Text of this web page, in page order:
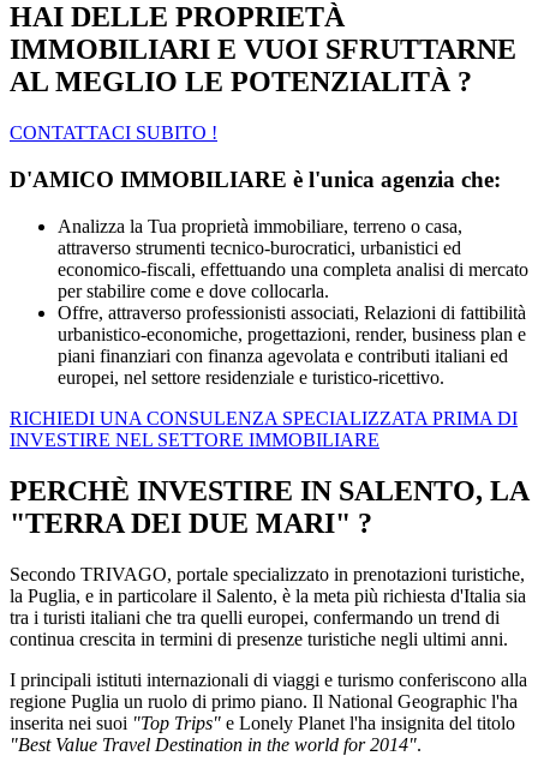
HAI DELLE PROPRIETÀ
IMMOBILIARI E VUOI SFRUTTARNE
AL MEGLIO LE POTENZIALITÀ ?
CONTATTACI SUBITO !
D'AMICO IMMOBILIARE è l'unica agenzia che:
Analizza la Tua proprietà immobiliare, terreno o casa,
attraverso strumenti tecnico-burocratici, urbanistici ed
economico-fiscali, effettuando una completa analisi di mercato
per stabilire come e dove collocarla.
Offre, attraverso professionisti associati, Relazioni di fattibilità
urbanistico-economiche, progettazioni, render, business plan e
piani finanziari con finanza agevolata e contributi italiani ed
europei, nel settore residenziale e turistico-ricettivo.
RICHIEDI UNA CONSULENZA SPECIALIZZATA PRIMA DI
INVESTIRE NEL SETTORE IMMOBILIARE
PERCHÈ INVESTIRE IN SALENTO, LA
"TERRA DEI DUE MARI" ?
Secondo TRIVAGO, portale specializzato in prenotazioni turistiche,
la Puglia, e in particolare il Salento, è la meta più richiesta d'Italia sia
tra i turisti italiani che tra quelli europei, confermando un trend di
continua crescita in termini di presenze turistiche negli ultimi anni.
I principali istituti internazionali di viaggi e turismo conferiscono alla
regione Puglia un ruolo di primo piano. Il National Geographic l'ha
inserita nei suoi "Top Trips" e Lonely Planet l'ha insignita del titolo
"Best Value Travel Destination in the world for 2014".